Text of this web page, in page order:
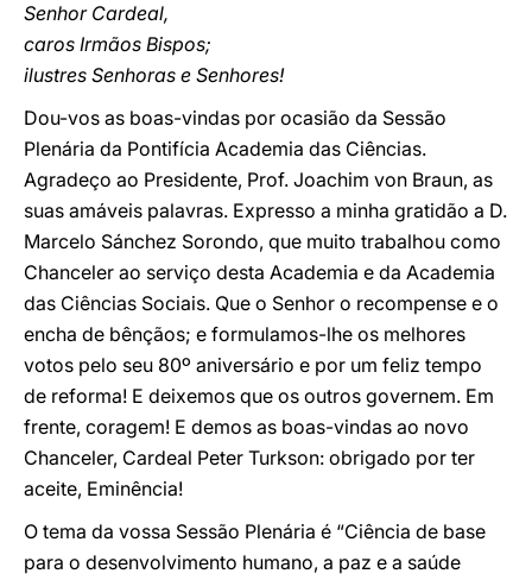
Senhor Cardeal,
caros Irmãos Bispos;
ilustres Senhoras e Senhores!
Dou-vos as boas-vindas por ocasião da Sessão
Plenária da Pontifícia Academia das Ciências.
Agradeço ao Presidente, Prof. Joachim von Braun, as
suas amáveis palavras. Expresso a minha gratidão a D.
Marcelo Sánchez Sorondo, que muito trabalhou como
Chanceler ao serviço desta Academia e da Academia
das Ciências Sociais. Que o Senhor o recompense e o
encha de bênçãos; e formulamos-lhe os melhores
votos pelo seu 80º aniversário e por um feliz tempo
de reforma! E deixemos que os outros governem. Em
frente, coragem! E demos as boas-vindas ao novo
Chanceler, Cardeal Peter Turkson: obrigado por ter
aceite, Eminência!
O tema da vossa Sessão Plenária é “Ciência de base
para o desenvolvimento humano, a paz e a saúde